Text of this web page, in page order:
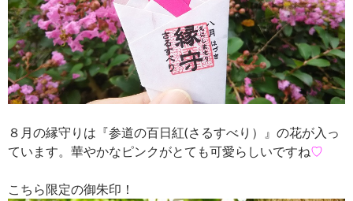
８月の縁守りは『参道の百日紅(さるすべり）』の花が入っ
ています。華やかなピンクがとても可愛らしいですね♡
こちら限定の御朱印！